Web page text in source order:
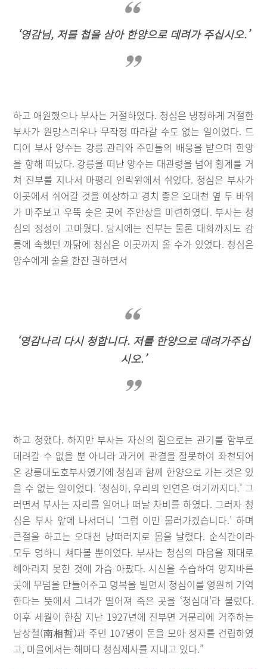
‘영감님, 저를 첩을 삼아 한양으로 데려가 주십시오.’
하고 애원했으나 부사는 거절하였다. 청심은 냉정하게 거절한
부사가 원망스러우나 무작정 따라갈 수도 없는 일이었다. 드
디어 부사 양수는 강릉 관리와 주민들의 배웅을 받으며 한양
을 향해 떠났다. 강릉을 떠난 양수는 대관령을 넘어 횡계를 거
쳐 진부를 지나서 마평리 인락원에서 쉬었다. 청심은 부사가
이곳에서 쉬어갈 것을 예상하고 경치 좋은 오대천 옆 두 바위
가 마주보고 우뚝 솟은 곳에 주안상을 마련하였다. 부사는 청
심의 정성이 고마웠다. 당시에는 진부는 물론 대화까지도 강
릉에 속했던 까닭에 청심은 이곳까지 올 수가 있었다. 청심은
양수에게 술을 한잔 권하면서
‘영감나리 다시 청합니다. 저를 한양으로 데려가주십
시오.’
하고 청했다. 하지만 부사는 자신의 힘으로는 관기를 함부로
데려갈 수 없을 뿐 아니라 과거에 판결을 잘못하여 좌천되어
온 강릉대도호부사였기에 청심과 함께 한양으로 가는 것은 있
을 수 없는 일이었다. ‘청심아, 우리의 인연은 여기까지다.’ 그
러면서 부사는 자리를 일어나 떠날 차비를 하였다. 그러자 청
심은 부사 앞에 나서더니 ‘그럼 이만 물러가겠습니다.’ 하며
큰절을 하고는 오대천 낭떠러지로 몸을 날렸다. 순식간이라
모두 멍하니 쳐다볼 뿐이었다. 부사는 청심의 마음을 제대로
헤아리지 못한 것에 가슴 아팠다. 시신을 수습하여 양지바른
곳에 무덤을 만들어주고 명복을 빌면서 청심이를 영원히 기억
한다는 뜻에서 그녀가 떨어져 죽은 곳을 ‘청심대’라 불렀다.
이후 세월이 한참 지난 1927년에 진부면 거문리에 거주하는
남상철(南相哲)과 주민 107명이 돈을 모아 정자를 건립하였
고, 마을에서는 해마다 청심제사를 지내고 있다.”